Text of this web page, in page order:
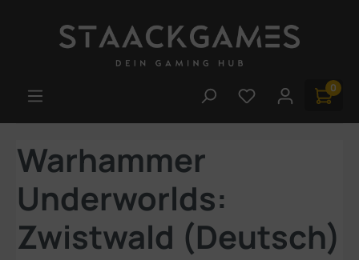
Du hast 0 0
Warhammer
Underworlds:
Zwistwald (Deutsch)